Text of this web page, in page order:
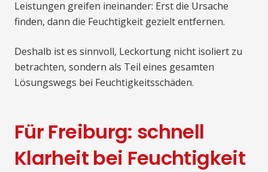
Leistungen greifen ineinander: Erst die Ursache
finden, dann die Feuchtigkeit gezielt entfernen.
Deshalb ist es sinnvoll, Leckortung nicht isoliert zu
betrachten, sondern als Teil eines gesamten
Lösungswegs bei Feuchtigkeitsschäden.
Für Freiburg: schnell
Klarheit bei Feuchtigkeit